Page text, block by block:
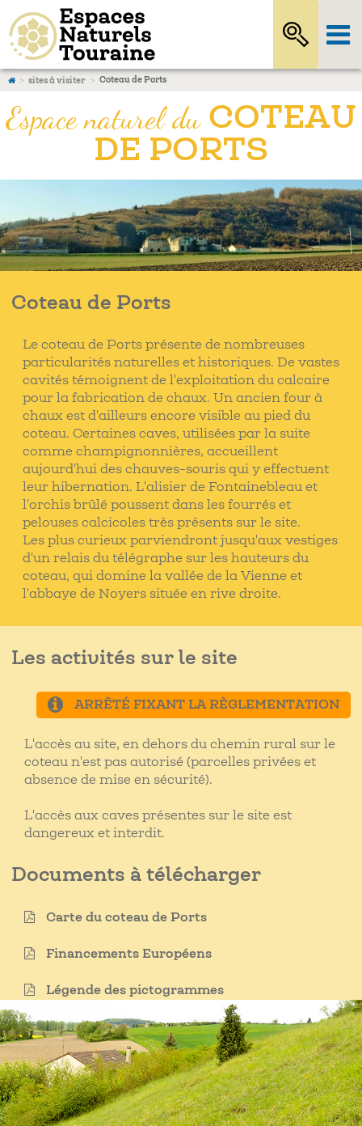
sites à visiter Coteau de Ports
Espace naturel duCOTEAU
DE PORTS
Coteau de Ports
Le coteau de Ports présente de nombreuses
particularités naturelles et historiques. De vastes
cavités témoignent de l'exploitation du calcaire
pour la fabrication de chaux. Un ancien four à
chaux est d'ailleurs encore visible au pied du
coteau. Certaines caves, utilisées par la suite
comme champignonnières, accueillent
aujourd'hui des chauves-souris qui y effectuent
leur hibernation. L'alisier de Fontainebleau et
l'orchis brûlé poussent dans les fourrés et
pelouses calcicoles très présents sur le site.
Les plus curieux parviendront jusqu'aux vestiges
d'un relais du télégraphe sur les hauteurs du
coteau, qui domine la vallée de la Vienne et
l'abbaye de Noyers située en rive droite.
Les activités sur le site
ARRÊTÉ FIXANT LA RÈGLEMENTATION
L'accès au site, en dehors du chemin rural sur le
coteau n'est pas autorisé (parcelles privées et
absence de mise en sécurité).
L'accès aux caves présentes sur le site est
dangereux et interdit.
Documents à télécharger
Carte du coteau de Ports
Financements Européens
Légende des pictogrammes